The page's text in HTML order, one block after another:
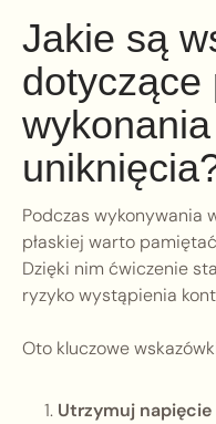
Jakie są
dotyczące
Podczas wykonywania
płaskiej warto
Dzięki nim ćwiczenie
ryzyko wystąpienia
Oto kluczowe
Utrzymuj napięcie